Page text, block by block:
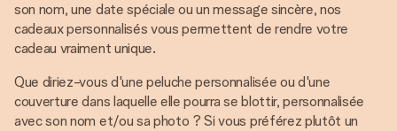
son nom, une date spéciale ou un message sincère, nos
cadeaux personnalisés vous permettent de rendre votre
cadeau vraiment unique.
Que diriez-vous d'une peluche personnalisée ou d'une
couverture dans laquelle elle pourra se blottir, personnalisée
avec son nom et/ou sa photo ? Si vous préférez plutôt un